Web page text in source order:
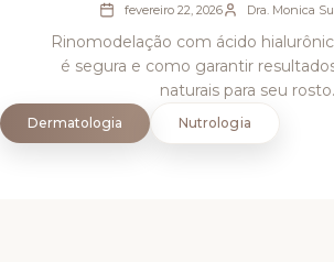
fevereiro 22, 2026 Dra. Monica
Rinomodelação com ácido
é segura e como garantir
naturais para seu rosto.
Dermatologia Nutrologia